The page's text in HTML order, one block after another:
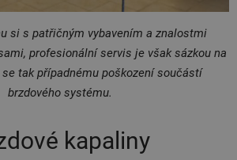
si s patřičným vybavením a znalostmi
profesionální servis je však sázkou na
tak případnému poškození součástí
brzdového systému.
kapaliny